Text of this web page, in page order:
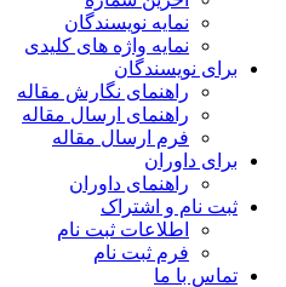
نمایه نویسندگان
نمایه واژه های کلیدی
برای نویسندگان
راهنمای نگارش مقاله
راهنمای ارسال مقاله
فرم ارسال مقاله
برای داوران
راهنمای داوران
ثبت نام و اشتراک
اطلاعات ثبت نام
فرم ثبت نام
تماس با ما